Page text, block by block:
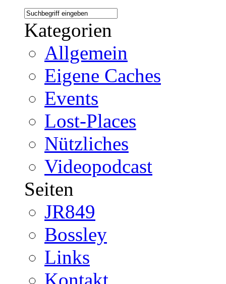
Kategorien
Allgemein
Eigene Caches
Events
Lost-Places
Nützliches
Videopodcast
Seiten
JR849
Bossley
Links
Kontakt